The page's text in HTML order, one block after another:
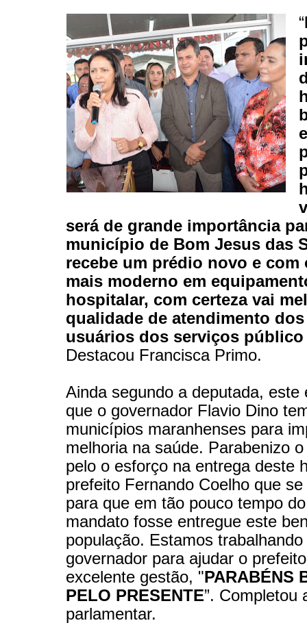
“
será de grande importância
município de Bom Jesus das
recebe um prédio novo e com
mais moderno em
hospitalar, com certeza vai
qualidade de atendimento
usuários dos serviços público
Destacou Francisca Primo.
Ainda segundo a deputada, este
que o governador Flavio Dino
municípios maranhenses para
melhoria na saúde. Parabenizo
pelo o esforço na entrega deste
prefeito Fernando Coelho que
para que em tão pouco tempo
mandato fosse entregue este
população. Estamos
governador para ajudar o
excelente gestão, "PARABÉNS
PELO PRESENTE”. Completou
parlamentar.